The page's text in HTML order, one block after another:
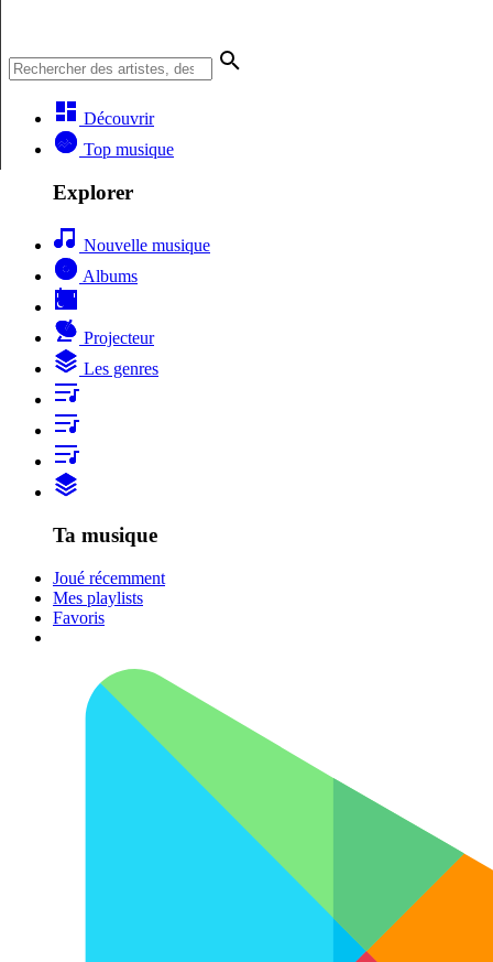
Découvrir
Top musique
Explorer
Nouvelle musique
Albums
Projecteur
Les genres
Ta musique
Joué récemment
Mes playlists
Favoris